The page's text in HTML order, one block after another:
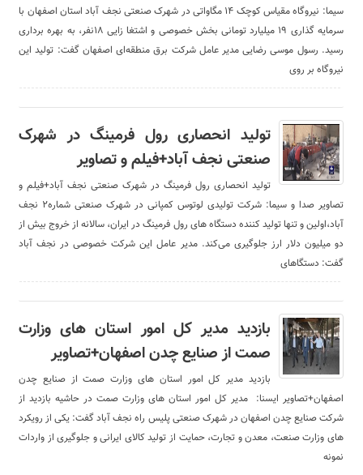
سیما: نیروگاه مقیاس کوچک ۱۴ مگاواتی در شهرک صنعتی نجف آباد استان اصفهان با
سرمایه گذاری ۱۹ میلیارد تومانی بخش خصوصی و اشتغا زایی ۱۸نفر، به بهره برداری
رسید. رسول موسی رضایی مدیر عامل شرکت برق منطقه‌ای اصفهان گفت: تولید این
نیروگاه بر روی
تولید انحصاری رول فرمینگ در شهرک
صنعتی نجف آباد+فیلم و تصاویر
تولید انحصاری رول فرمینگ در شهرک صنعتی نجف آباد+فیلم و
تصاویر صدا و سیما: شرکت تولیدی لوتوس کمپانی در شهرک صنعتی شماره۲ نجف
آباد،اولین و تنها تولید کننده دستگا‌ه های رول فرمینگ در ایران، سالانه از خروج بیش از
دو میلیون دلار ارز جلوگیری می‌کند. مدیر عامل این شرکت خصوصی در نجف آباد
گفت: دستگا‌های
بازدید مدیر کل امور استان های وزارت
صمت از صنایع چدن اصفهان+تصاویر
بازدید مدیر کل امور استان های وزارت صمت از صنایع چدن
اصفهان+تصاویر ایسنا: مدیر کل امور استان های وزارت صمت در حاشیه بازدید از
شرکت صنایع چدن اصفهان در شهرک صنعتی پلیس راه نجف آباد گفت: یکی از رویکرد
های وزارت صنعت، معدن و تجارت، حمایت از تولید کالای ایرانی و جلوگیری از واردات
نمونه